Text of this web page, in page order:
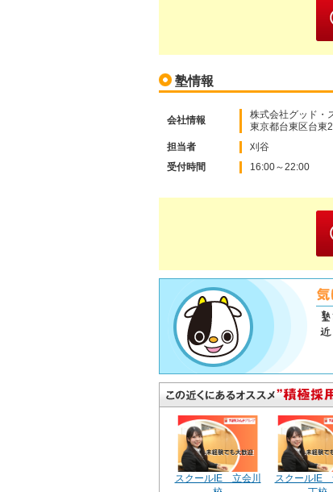
塾情報
会社情報
株式会社グッド・
東京都台東区台東
担当者 刈谷
受付時間 16:00～22:00
スクールIE 立会川
スクールIE